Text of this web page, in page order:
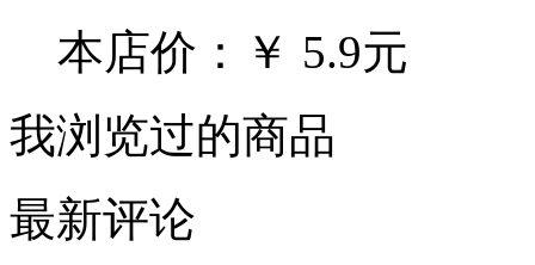
本店价：￥ 5.9元
我浏览过的商品
最新评论